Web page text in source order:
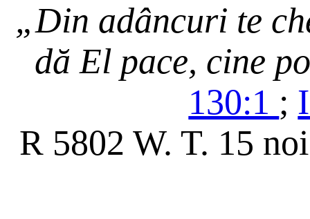
„Din adâncuri te
dă El pace, cine
130:1 ;
R 5802 W. T. 15